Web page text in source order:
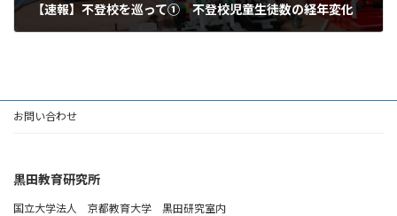
【速報】不登校を巡って① 不登校児童生徒数の経年変化
お問い合わせ
黒田教育研究所
国立大学法人 京都教育大学 黒田研究室内